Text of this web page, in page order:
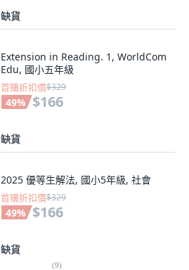
缺貨
Extension in Reading. 1, WorldCom
Edu, 國小五年級
首購折扣價$329
49% $166
缺貨
2025 優等生解法, 國小5年級, 社會
首購折扣價$329
49% $166
缺貨
(9)